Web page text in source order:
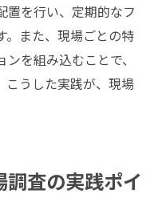
置を行い、定期的なフ
。また、現場ごとの特
を組み込むことで、
こうした実践が、現場
査の実践ポイ